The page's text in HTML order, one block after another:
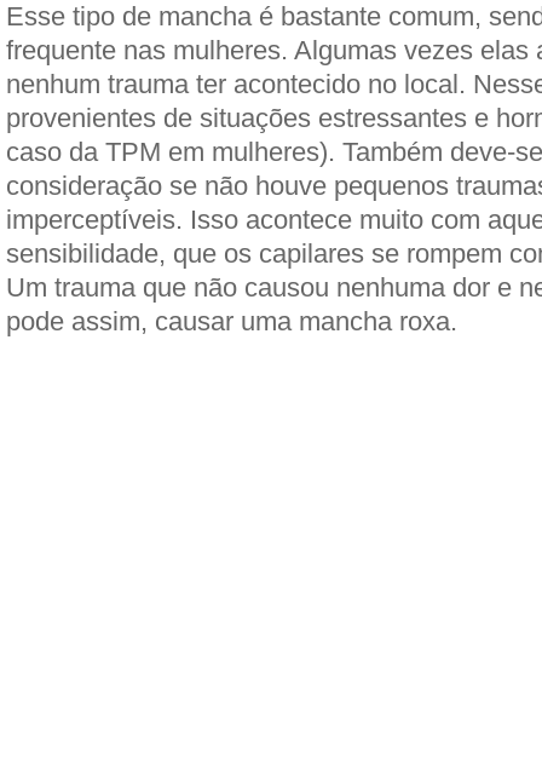
Esse tipo de mancha é bastante comum,
frequente nas mulheres. Algumas vezes elas
nenhum trauma ter acontecido no local.
provenientes de situações estressantes e
caso da TPM em mulheres). Também deve-
consideração se não houve pequenos
imperceptíveis. Isso acontece muito com
sensibilidade, que os capilares se rompem
Um trauma que não causou nenhuma dor e
pode assim, causar uma mancha roxa.